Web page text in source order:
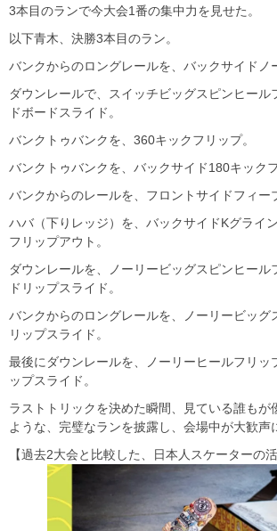
3本目のランで今大会1番の集中力を見せた。
以下青木、決勝3本目のラン。
バンクからのロングレールを、バックサイドノ
ダウンレールで、スイッチビッグスピンヒール
ドボードスライド。
バンクトゥバンクを、360キックフリップ。
バンクトゥバンクを、バックサイド180キックフ
バンクからのレールを、フロントサイドフィー
ハバ（下りレッジ）を、バックサイドKグライ
フリップアウト。
ダウンレールを、ノーリービッグスピンヒール
ドリップスライド。
バンクからのロングレールを、ノーリービッグ
リップスライド。
最後にダウンレールを、ノーリーヒールフリッ
ップスライド。
ラストトリックを決めた瞬間、見ている誰もが
ような、完璧なランを披露し、会場中が大歓声
【過去2大会と比較した、日本人スケーターの活